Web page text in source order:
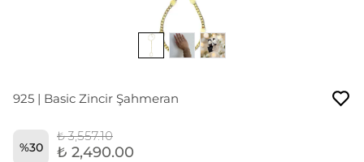
925 | Basic Zincir Şahmeran
%30
₺ 3,557.10
₺ 2,490.00